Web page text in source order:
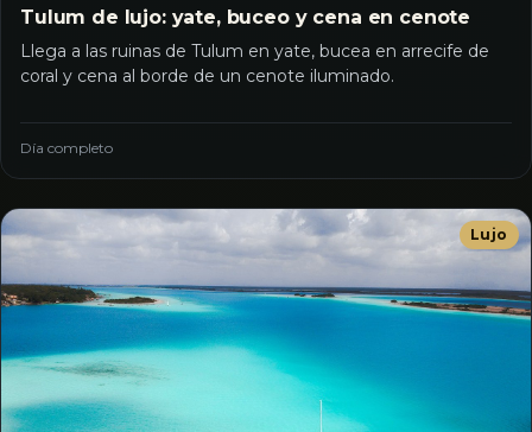
Tulum de lujo: yate, buceo y cena en cenote
Llega a las ruinas de Tulum en yate, bucea en arrecife de
coral y cena al borde de un cenote iluminado.
Día completo
Lujo